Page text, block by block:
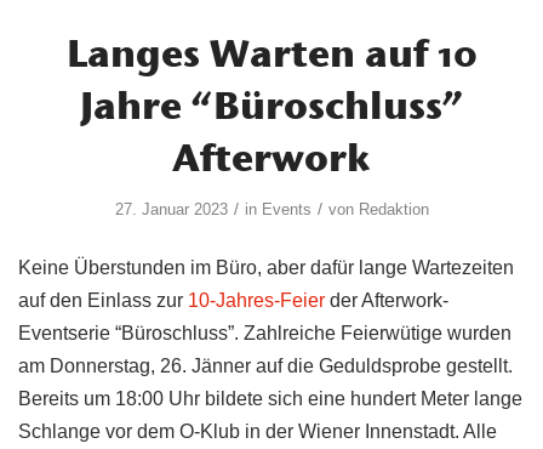
Langes Warten auf 10
Jahre “Büroschluss”
Afterwork
27. Januar 2023 / in Events / von Redaktion
Keine Überstunden im Büro, aber dafür lange Wartezeiten
auf den Einlass zur 10-Jahres-Feier der Afterwork-
Eventserie “Büroschluss”. Zahlreiche Feierwütige wurden
am Donnerstag, 26. Jänner auf die Geduldsprobe gestellt.
Bereits um 18:00 Uhr bildete sich eine hundert Meter lange
Schlange vor dem O-Klub in der Wiener Innenstadt. Alle